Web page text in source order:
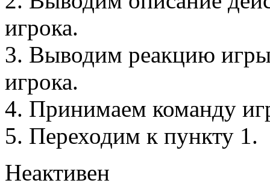
игрока.
3. Выводим реакцию
игрока.
4. Принимаем команду
5. Переходим к пункту 1.
Неактивен